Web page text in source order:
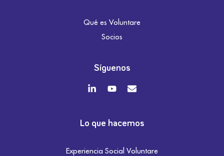
Qué es Voluntare
Socios
Síguenos
Lo que hacemos
Experiencia Social Voluntare